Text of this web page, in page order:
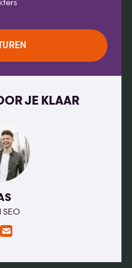
JE KLAAR
SEO
LinkedIn